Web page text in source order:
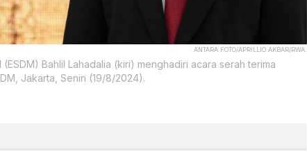
ANTARA FOTO/APRILLIO AKBAR/RWA.
Bahlil Lahadalia (kiri) menghadiri acara serah terima
Jakarta, Senin (19/8/2024).